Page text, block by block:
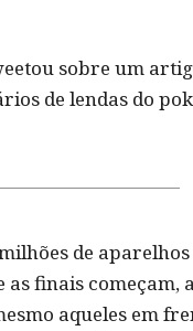
sobre um
de lendas do
de
finais começam,
aqueles em